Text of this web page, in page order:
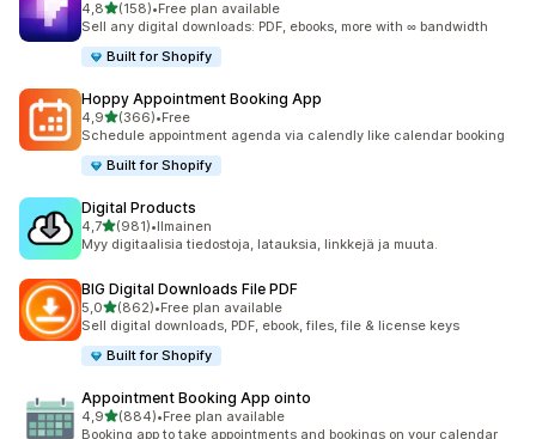
4,8/ 5 tähteä
(158)
158 arvostelua yhteensä
•Free plan available
Sell any digital downloads: PDF, ebooks, more with ∞ bandwidth
Built for Shopify
Hoppy Appointment Booking App
4,9/ 5 tähteä
(366)
366 arvostelua yhteensä
•Free
Schedule appointment agenda via calendly like calendar booking
Built for Shopify
Digital Products
4,7/ 5 tähteä
(981)
981 arvostelua yhteensä
•Ilmainen
Myy digitaalisia tiedostoja, latauksia, linkkejä ja muuta.
BIG Digital Downloads File PDF
5,0/ 5 tähteä
(862)
862 arvostelua yhteensä
•Free plan available
Sell digital downloads, PDF, ebook, files, file & license keys
Built for Shopify
Appointment Booking App ointo
4,9/ 5 tähteä
(884)
884 arvostelua yhteensä
•Free plan available
Booking app to take appointments and bookings on your calendar